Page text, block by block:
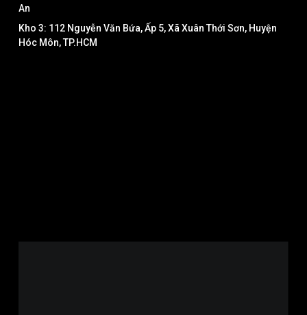
An
Kho 3: 112 Nguyễn Văn Bứa, Ấp 5, Xã Xuân Thới Sơn, Huyện
Hóc Môn, TP.HCM